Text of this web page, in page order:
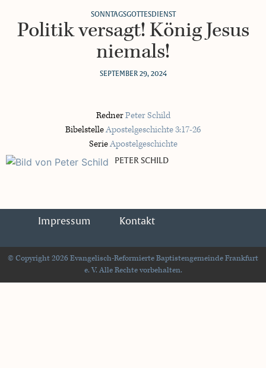
SONNTAGSGOTTESDIENST
Politik versagt! König Jesus
niemals!
SEPTEMBER 29, 2024
RednerPeter Schild
BibelstelleApostelgeschichte 3:17-26
SerieApostelgeschichte
PETER SCHILD
Impressum Kontakt
© Copyright 2026 Evangelisch-Reformierte Baptistengemeinde Frankfurt
e. V. Alle Rechte vorbehalten.